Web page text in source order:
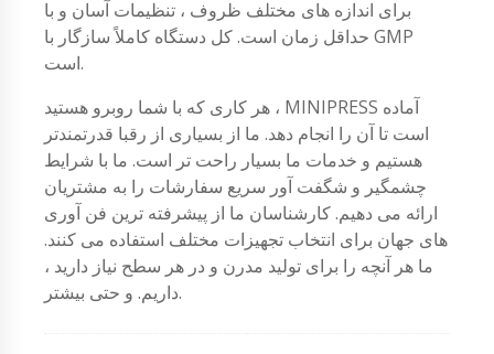
برای اندازه های مختلف ظروف ، تنظیمات آسان و با
حداقل زمان است. کل دستگاه کاملاً سازگار با GMP
است.
هر کاری که با شما روبرو هستید ، MINIPRESS آماده
است تا آن را انجام دهد. ما از بسیاری از رقبا قدرتمندتر
هستیم و خدمات ما بسیار راحت تر است. ما با شرایط
چشمگیر و شگفت آور سریع سفارشات را به مشتریان
ارائه می دهیم. کارشناسان ما از پیشرفته ترین فن آوری
های جهان برای انتخاب تجهیزات مختلف استفاده می کنند.
ما هر آنچه را برای تولید مدرن و در هر سطح نیاز دارید ،
داریم. و حتی بیشتر.